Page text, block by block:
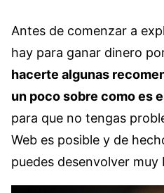
Antes de comenzar a
hay para ganar dinero
hacerte algunas
un poco sobre como es
para que no tengas
Web es posible y de
puedes desenvolver